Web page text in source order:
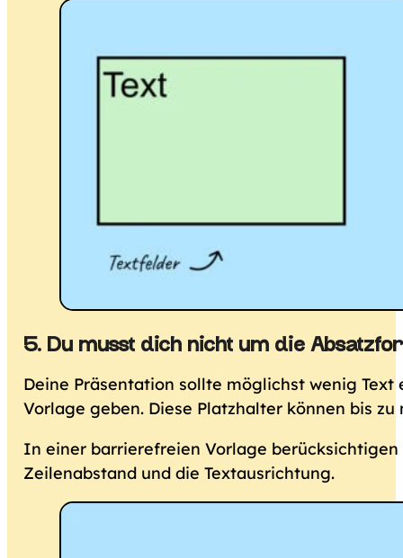
5. Du musst dich nicht um die
Deine Präsentation sollte möglichst wenig
Vorlage geben. Diese Platzhalter können bis
In einer barrierefreien Vorlage
Zeilenabstand und die Textausrichtung.